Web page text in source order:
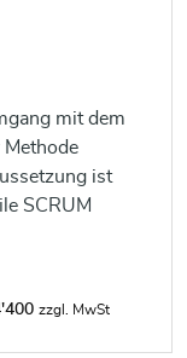
mit dem
ist
SCRUM
zzgl. MwSt